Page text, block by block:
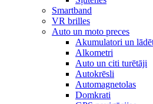
Smartband
VR brilles
Auto un moto preces
Akumulatori un
Alkometri
Auto un citi turētāji
Autokrēsli
Automagnetolas
Domkrati